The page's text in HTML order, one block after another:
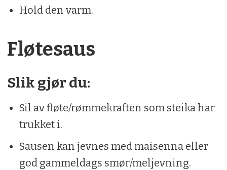
Hold den varm.
Fløtesaus
Slik gjør du:
Sil av fløte/rømmekraften som steika har
trukket i.
Sausen kan jevnes med maisenna eller
god gammeldags smør/meljevning.